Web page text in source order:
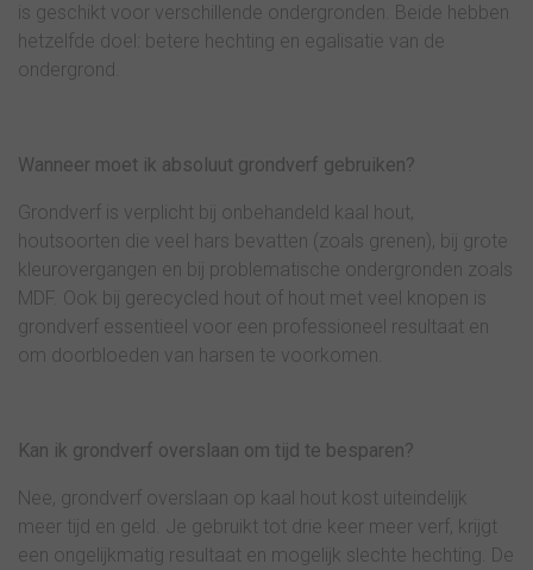
is geschikt voor verschillende ondergronden. Beide hebben
hetzelfde doel: betere hechting en egalisatie van de
ondergrond.
Wanneer moet ik absoluut grondverf gebruiken?
Grondverf is verplicht bij onbehandeld kaal hout,
houtsoorten die veel hars bevatten (zoals grenen), bij grote
kleurovergangen en bij problematische ondergronden zoals
MDF. Ook bij gerecycled hout of hout met veel knopen is
grondverf essentieel voor een professioneel resultaat en
om doorbloeden van harsen te voorkomen.
Kan ik grondverf overslaan om tijd te besparen?
Nee, grondverf overslaan op kaal hout kost uiteindelijk
meer tijd en geld. Je gebruikt tot drie keer meer verf, krijgt
een ongelijkmatig resultaat en mogelijk slechte hechting. De